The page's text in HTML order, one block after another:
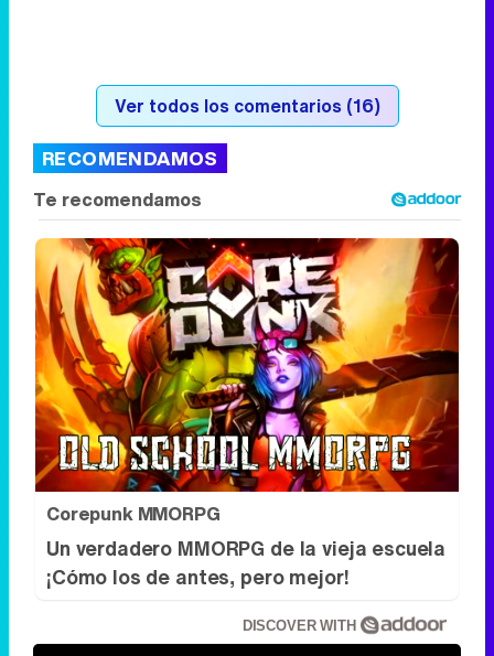
Ver todos los comentarios (16)
RECOMENDAMOS
Corepunk MMORPG
Un verdadero MMORPG de la vieja escuela
¡Cómo los de antes, pero mejor!
DISCOVER WITH